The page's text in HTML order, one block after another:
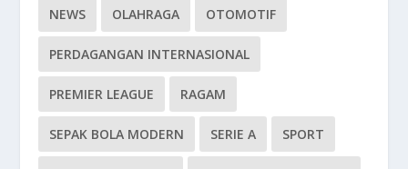
NEWS OLAHRAGA OTOMOTIF
PERDAGANGAN INTERNASIONAL
PREMIER LEAGUE RAGAM
SEPAK BOLA MODERN SERIE A SPORT